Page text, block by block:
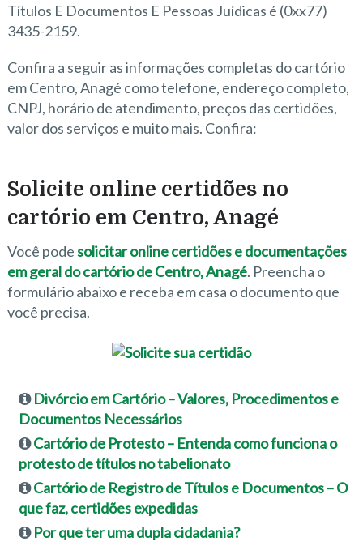
Títulos E Documentos E Pessoas Juídicas é (0xx77)
3435-2159.
Confira a seguir as informações completas do cartório
em Centro, Anagé como telefone, endereço completo,
CNPJ, horário de atendimento, preços das certidões,
valor dos serviços e muito mais. Confira:
Solicite online certidões no
cartório em Centro, Anagé
Você podesolicitar online certidões e documentações
em geral do cartório de Centro, Anagé. Preencha o
formulário abaixo e receba em casa o documento que
você precisa.
Divórcio em Cartório – Valores, Procedimentos e
Documentos Necessários
Cartório de Protesto – Entenda como funciona o
protesto de títulos no tabelionato
Cartório de Registro de Títulos e Documentos – O
que faz, certidões expedidas
Por que ter uma dupla cidadania?